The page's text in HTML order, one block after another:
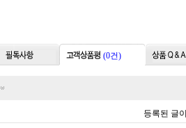
(0건)
등록된 글